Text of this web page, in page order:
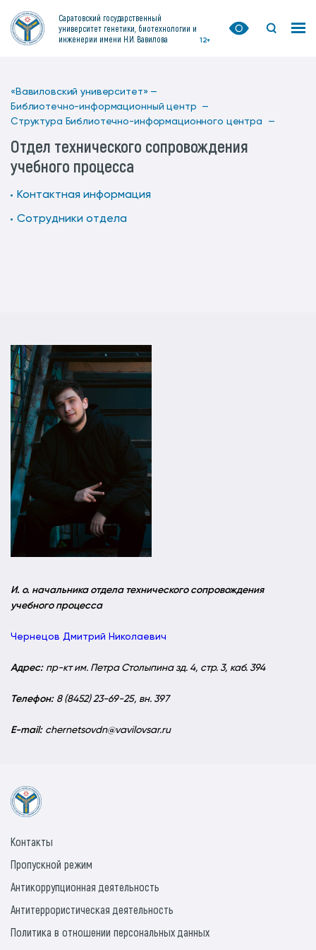
Саратовский государственный
университет генетики, биотехнологии и
инженерии имени Н.И. Вавилова
12+
«Вавиловский университет» —
Библиотечно-информационный центр —
Структура Библиотечно-информационного центра —
Отдел технического сопровождения
учебного процесса
Контактная информация
Сотрудники отдела
И. о. начальника отдела технического сопровождения
учебного процесса
Чернецов Дмитрий Николаевич
Адрес: пр-кт им. Петра Столыпина зд. 4, стр. 3, каб. 394
Телефон: 8 (8452) 23-69-25, вн. 397
Е-mail: chernetsovdn@vavilovsar.ru
Контакты
Пропускной режим
Антикоррупционная деятельность
Антитеррористическая деятельность
Политика в отношении персональных данных